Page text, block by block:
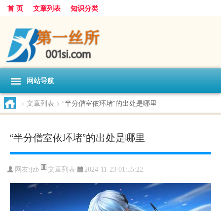
首 页 文章列表 知识分类
网站导航
> 文章列表 > “半分僧室依环堵”的出处是哪里
“半分僧室依环堵”的出处是哪里
网友:jzb 文章列表 2024-11-23 01:55:22